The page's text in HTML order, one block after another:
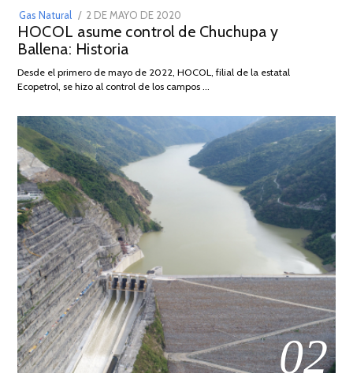
Gas Natural
POSTED
ON
2 DE MAYO DE 2020
DE
2026
HOCOL asume control de Chuchupa y
Ballena: Historia
Desde el primero de mayo de 2022, HOCOL, filial de la estatal
Ecopetrol, se hizo al control de los campos …
02